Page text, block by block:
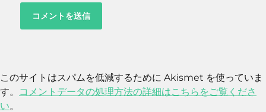
このサイトはスパムを低減するために Akismet を使っていま
す。
コメントデータの処理方法の詳細はこちらをご覧くださ
い。